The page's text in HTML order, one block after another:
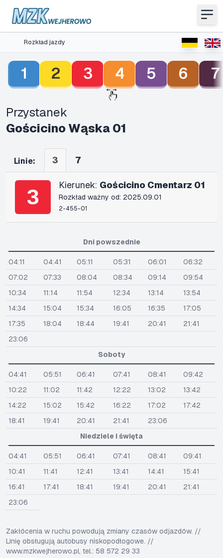
Rozkład jazdy
1 2 3 4 5 6 7
Przystanek
Gościcino Wąska 01
Linie: 3 7
3 Kierunek: Gościcino Cmentarz 01
Rozkład ważny od: 2025.09.01
2-455-01
Dni powszednie
04:11 04:41 05:11 05:31 06:01
06:32
07:02
07:33 08:04 08:34 09:14
09:54
10:34
11:14 11:54 12:34 13:14
13:54
14:34
15:04 15:34 16:05 16:35
17:05
17:35
18:04 18:44 19:41 20:41
21:41
23:06
Soboty
04:41 05:51 06:41 07:41 08:41
09:42
10:22
11:02 11:42 12:22 13:02
13:42
14:22
15:02 15:42 16:22 17:02
17:42
18:41
19:41 20:41 21:41
23:06
Niedziele i święta
04:41 05:51 06:41 07:41 08:41
09:41
10:41
11:41 12:41 13:41 14:41
15:41
16:41
17:41 18:41 19:41 20:41
21:41
23:06
Zakłócenia w ruchu powodują zmiany czasów odjazdów. //
Linię obsługują autobusy niskopodłogowe. //
www.mzkwejherowo.pl, tel.: 58 572 29 33